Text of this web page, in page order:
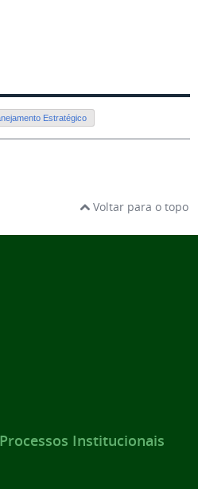
Estratégico
Voltar para o topo
Institucionais